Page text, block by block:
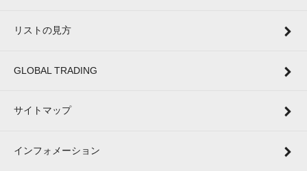
リストの見方
GLOBAL TRADING
サイトマップ
インフォメーション